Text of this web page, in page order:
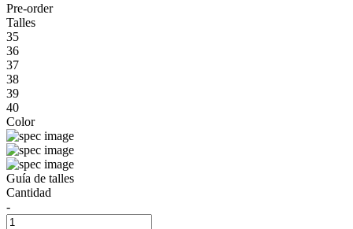
Pre-order
Talles
35
36
37
38
39
40
Color
Guía de talles
Cantidad
-